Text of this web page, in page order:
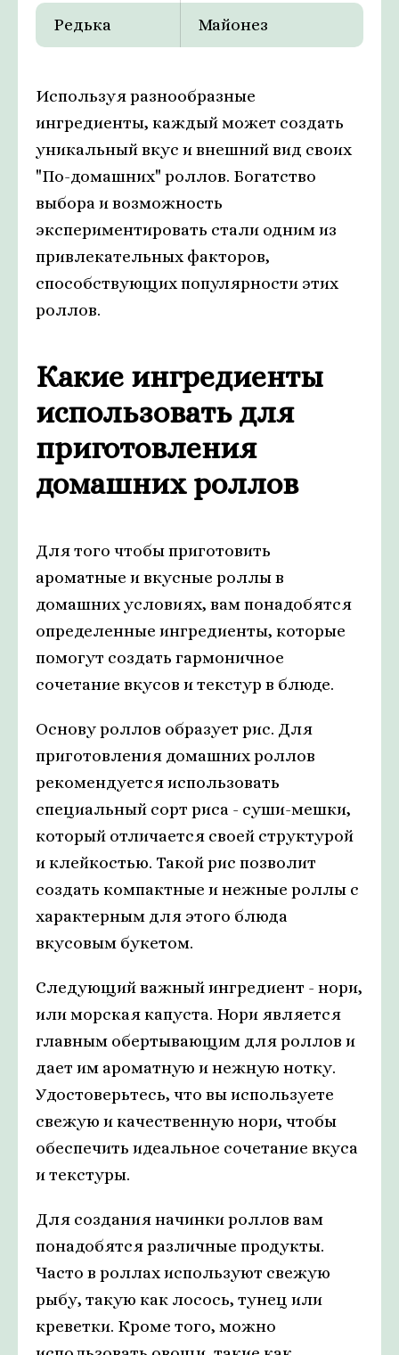
Редька Майонез
Используя разнообразные
ингредиенты, каждый может создать
уникальный вкус и внешний вид своих
"По-домашних" роллов. Богатство
выбора и возможность
экспериментировать стали одним из
привлекательных факторов,
способствующих популярности этих
роллов.
Какие ингредиенты
использовать для
приготовления
домашних роллов
Для того чтобы приготовить
ароматные и вкусные роллы в
домашних условиях, вам понадобятся
определенные ингредиенты, которые
помогут создать гармоничное
сочетание вкусов и текстур в блюде.
Основу роллов образует рис. Для
приготовления домашних роллов
рекомендуется использовать
специальный сорт риса - суши-мешки,
который отличается своей структурой
и клейкостью. Такой рис позволит
создать компактные и нежные роллы с
характерным для этого блюда
вкусовым букетом.
Следующий важный ингредиент - нори,
или морская капуста. Нори является
главным обертывающим для роллов и
дает им ароматную и нежную нотку.
Удостоверьтесь, что вы используете
свежую и качественную нори, чтобы
обеспечить идеальное сочетание вкуса
и текстуры.
Для создания начинки роллов вам
понадобятся различные продукты.
Часто в роллах используют свежую
рыбу, такую как лосось, тунец или
креветки. Кроме того, можно